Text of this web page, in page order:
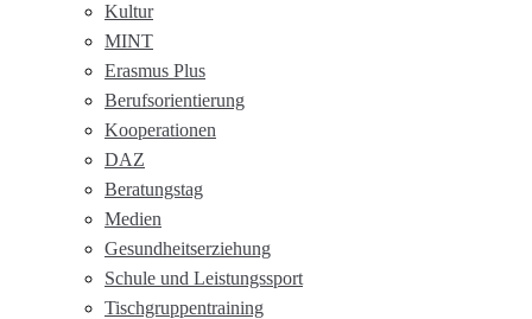
Kultur
MINT
Erasmus Plus
Berufsorientierung
Kooperationen
DAZ
Beratungstag
Medien
Gesundheitserziehung
Schule und Leistungssport
Tischgruppentraining